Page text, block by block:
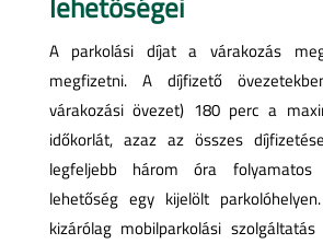
A parkolási díjat a várakozás
megfizetni. A díjfizető
várakozási övezet) 180 perc a
időkorlát, azaz az összes
legfeljebb három óra folyamatos
lehetőség egy kijelölt
kizárólag mobilparkolási szolgáltatás